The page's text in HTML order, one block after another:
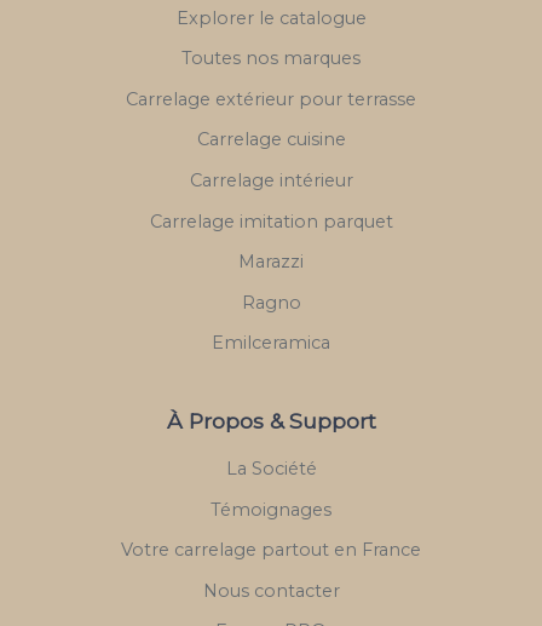
Explorer le catalogue
Toutes nos marques
Carrelage extérieur pour terrasse
Carrelage cuisine
Carrelage intérieur
Carrelage imitation parquet
Marazzi
Ragno
Emilceramica
À Propos & Support
La Société
Témoignages
Votre carrelage partout en France
Nous contacter